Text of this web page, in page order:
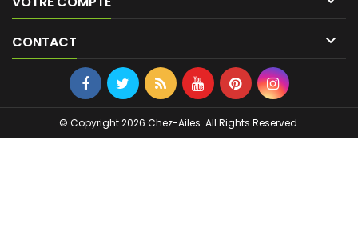
CONTACT 
© Copyright 2026 Chez-Ailes. All Rights Reserved.